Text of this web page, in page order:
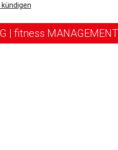
| fitness MANAGEMENT